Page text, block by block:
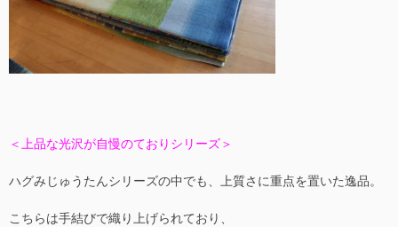
＜上品な光沢が自慢のておりシリーズ＞
ハグみじゅうたんシリーズの中でも、上質さに重点を置いた逸品。
こちらは手結びで織り上げられており、